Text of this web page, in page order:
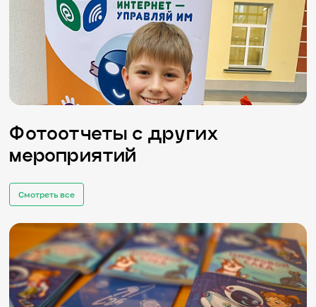
Фотоотчеты с других
мероприятий
Смотреть все